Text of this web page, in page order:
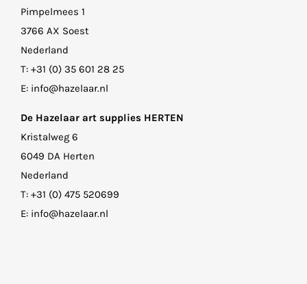
Pimpelmees 1
3766 AX Soest
Nederland
T: +31 (0) 35 601 28 25
E: info@hazelaar.nl
De Hazelaar art supplies HERTEN
Kristalweg 6
6049 DA Herten
Nederland
T: +31 (0) 475 520699
E: info@hazelaar.nl